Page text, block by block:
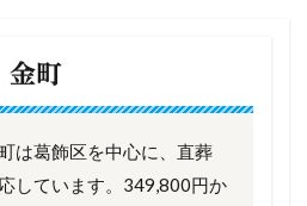
金町
は葛飾区を中心に、直葬
しています。349,800円か